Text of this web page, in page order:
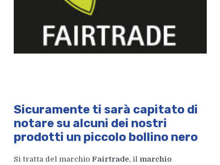
Sicuramente ti sarà capitato di
notare su alcuni dei nostri
prodotti un piccolo bollino nero
Si tratta del marchio Fairtrade, il marchio